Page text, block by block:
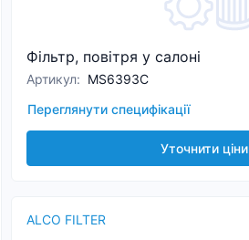
Фільтр, повітря у салоні
Артикул: MS6393C
Переглянути специфікації
Уточнити ціни
ALCO FILTER